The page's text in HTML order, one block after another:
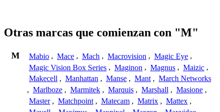
Otras marcas que comienzan con "M"
M Mabio , Mace , Mach , Macrovision , Magic Eye ,
Magic Vision Box Series , Maginon , Magnus , Maizic ,
Makecell , Manhattan , Manse , Mant , March Networks
, Marlboze , Marmitek , Marquis , Marshall , Masione ,
Master , Matchpoint , Matecam , Matrix , Mattex ,